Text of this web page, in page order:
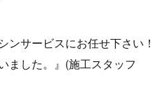
ンサービスにお任せ下さい！
ました。』(施工スタッフ